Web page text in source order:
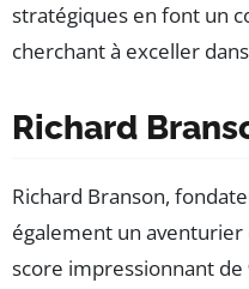
stratégiques en font un
cherchant à exceller
Richard
Richard Branson,
également un
score impressionnant de